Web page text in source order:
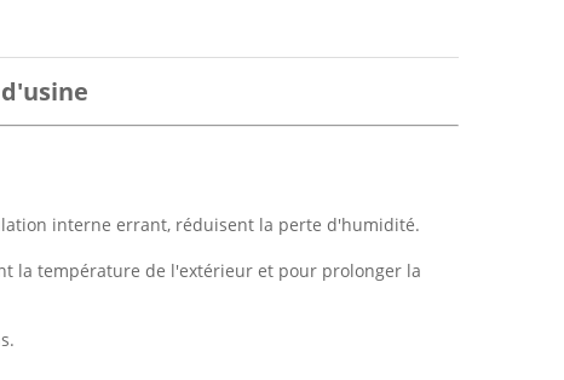
interne errant, réduisent la perte d'humidité.
la température de l'extérieur et pour prolonger la